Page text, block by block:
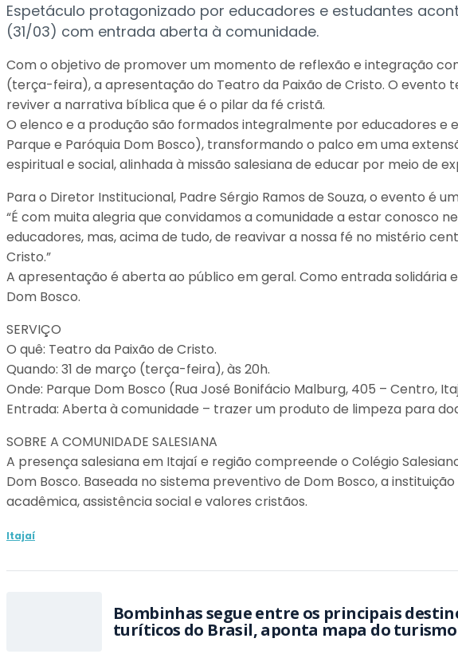
Espetáculo protagonizado por educadores e estudantes
(31/03) com entrada aberta à comunidade.
Com o objetivo de promover um momento de reflexão e integração
(terça-feira), a apresentação do Teatro da Paixão de Cristo. O evento
reviver a narrativa bíblica que é o pilar da fé cristã.
O elenco e a produção são formados integralmente por educadores e
Parque e Paróquia Dom Bosco), transformando o palco em uma
espiritual e social, alinhada à missão salesiana de educar por meio de
Para o Diretor Institucional, Padre Sérgio Ramos de Souza, o evento é
“É com muita alegria que convidamos a comunidade a estar conosco
educadores, mas, acima de tudo, de reavivar a nossa fé no mistério
Cristo.”
A apresentação é aberta ao público em geral. Como entrada solidária
Dom Bosco.
SERVIÇO
O quê: Teatro da Paixão de Cristo.
Quando: 31 de março (terça-feira), às 20h.
Onde: Parque Dom Bosco (Rua José Bonifácio Malburg, 405 – Centro,
Entrada: Aberta à comunidade – trazer um produto de limpeza para
SOBRE A COMUNIDADE SALESIANA
A presença salesiana em Itajaí e região compreende o Colégio
Dom Bosco. Baseada no sistema preventivo de Dom Bosco, a
acadêmica, assistência social e valores cristãos.
Itajaí
Bombinhas segue entre os principais
turíticos do Brasil, aponta mapa do turismo